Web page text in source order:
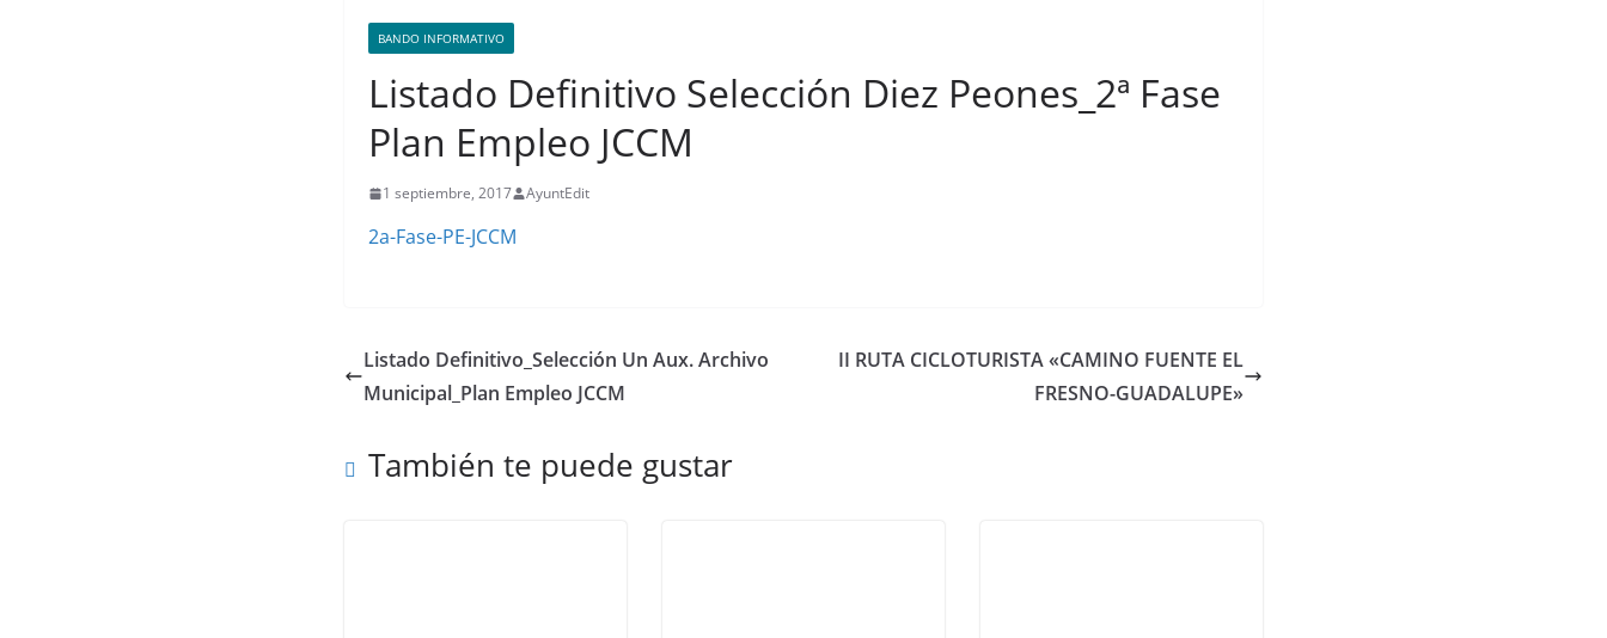
BANDO INFORMATIVO
Listado Definitivo Selección Diez Peones_2ª Fase
Plan Empleo JCCM
1 septiembre, 2017 AyuntEdit
2a-Fase-PE-JCCM
Listado Definitivo_Selección Un Aux. Archivo
Municipal_Plan Empleo JCCM
II RUTA CICLOTURISTA «CAMINO FUENTE EL
FRESNO-GUADALUPE»
También te puede gustar